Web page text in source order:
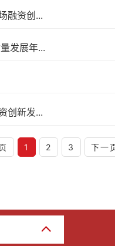
融资创...
发展年...
创新发...
1 2 3 下一